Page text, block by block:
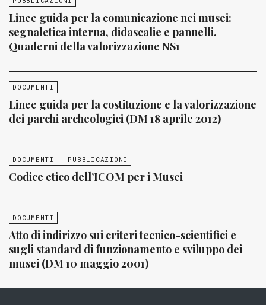
Linee guida per la comunicazione nei musei:
segnaletica interna, didascalie e pannelli.
Quaderni della valorizzazione NS1
DOCUMENTI
Linee guida per la costituzione e la valorizzazione
dei parchi archeologici (DM 18 aprile 2012)
DOCUMENTI - PUBBLICAZIONI
Codice etico dell’ICOM per i Musei
DOCUMENTI
Atto di indirizzo sui criteri tecnico-scientifici e
sugli standard di funzionamento e sviluppo dei
musei (DM 10 maggio 2001)